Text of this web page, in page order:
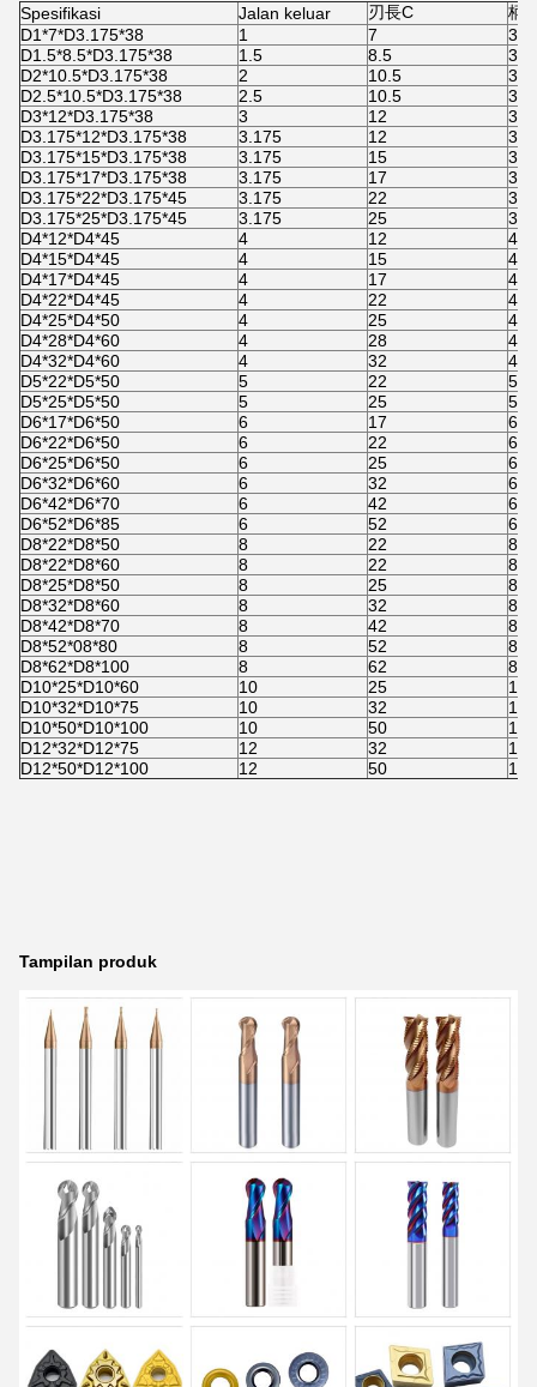
Spesifikasi Jalan keluar 刃長C
柄
D1*7*D3.175*38 1 7
D1.5*8.5*D3.175*38
1.5 8.5
D2*10.5*D3.175*38
2 10.5
D2.5*10.5*D3.175*38
2.5 10.5
D3*12*D3.175*38
3 12
D3.175*12*D3.175*38
3.175 12
D3.175*15*D3.175*38
3.175 15
D3.175*17*D3.175*38
3.175 17
D3.175*22*D3.175*45
3.175 22
D3.175*25*D3.175*45
3.175 25
D4*12*D4*45
4 12
4
D4*15*D4*45
4 15
4
D4*17*D4*45
4 17
4
D4*22*D4*45
4 22
4
D4*25*D4*50
4 25
4
D4*28*D4*60
4 28
4
D4*32*D4*60
4 32
4
D5*22*D5*50
5 22
5
D5*25*D5*50
5 25
5
D6*17*D6*50
6 17
6
D6*22*D6*50
6 22
6
D6*25*D6*50
6 25
6
D6*32*D6*60
6 32
6
D6*42*D6*70
6 42
6
D6*52*D6*85
6 52
6
D8*22*D8*50
8 22
8
D8*22*D8*60
8 22
8
D8*25*D8*50
8 25
8
D8*32*D8*60
8 32
8
D8*42*D8*70
8 42
8
D8*52*08*80
8 52
8
D8*62*D8*100
8 62
8
D10*25*D10*60
10 25
10
D10*32*D10*75
10 32
10
D10*50*D10*100
10 50
10
D12*32*D12*75
12 32
12
D12*50*D12*100
12 50 12
Tampilan produk